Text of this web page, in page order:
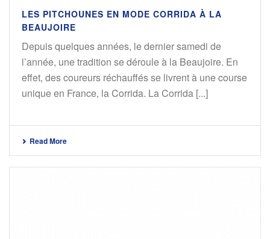
LES PITCHOUNES EN MODE CORRIDA À LA
BEAUJOIRE
Depuis quelques années, le dernier samedi de
l’année, une tradition se déroule à la Beaujoire. En
effet, des coureurs réchauffés se livrent à une course
unique en France, la Corrida. La Corrida [...]
Read More